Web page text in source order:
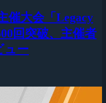
催大会「Legacy
回突破、主催者
ュー